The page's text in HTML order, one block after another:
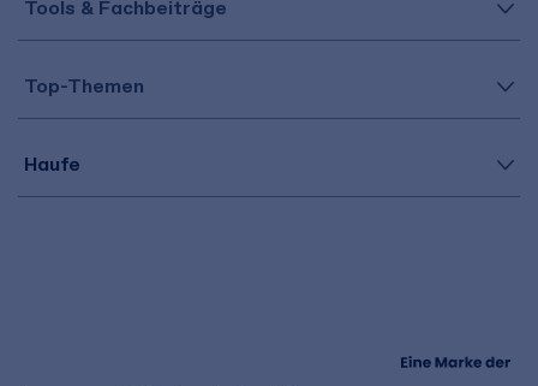
Tools & Fachbeiträge
Top-Themen
Haufe